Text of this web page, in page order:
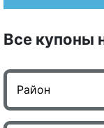
Все купоны